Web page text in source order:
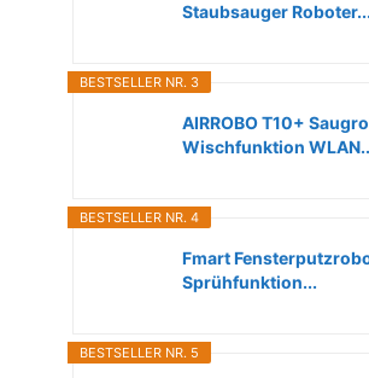
Staubsauger Roboter...
BESTSELLER NR. 3
AIRROBO T10+
Wischfunktion
BESTSELLER NR. 4
Fmart
Sprühfunktion...
BESTSELLER NR. 5